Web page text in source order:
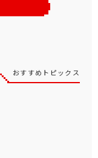
おすすめトピックス